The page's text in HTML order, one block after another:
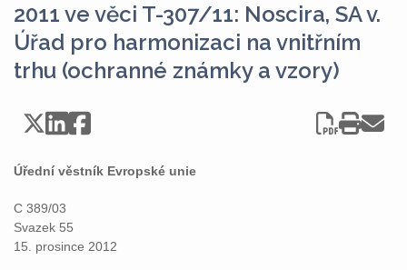
2011 ve věci T-307/11: Noscira, SA v.
Úřad pro harmonizaci na vnitřním
trhu (ochranné známky a vzory)
Úřední věstník Evropské unie
C 389/03
Svazek 55
15. prosince 2012